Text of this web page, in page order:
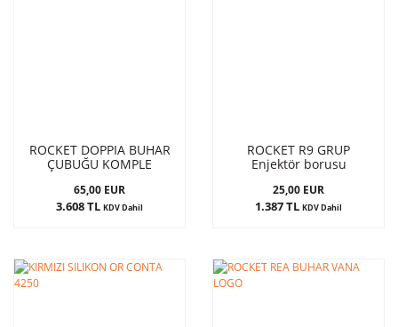
ROCKET DOPPIA BUHAR
ÇUBUĞU KOMPLE
65,00 EUR
3.608 TL KDV Dahil
ROCKET R9 GRUP
Enjektör borusu
25,00 EUR
1.387 TL KDV Dahil